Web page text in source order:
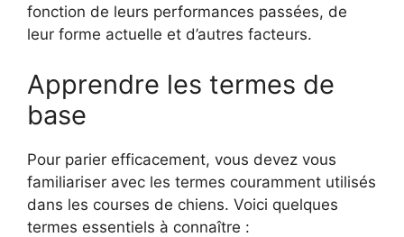
fonction de leurs performances passées, de
leur forme actuelle et d’autres facteurs.
Apprendre les termes de
base
Pour parier efficacement, vous devez vous
familiariser avec les termes couramment utilisés
dans les courses de chiens. Voici quelques
termes essentiels à connaître :